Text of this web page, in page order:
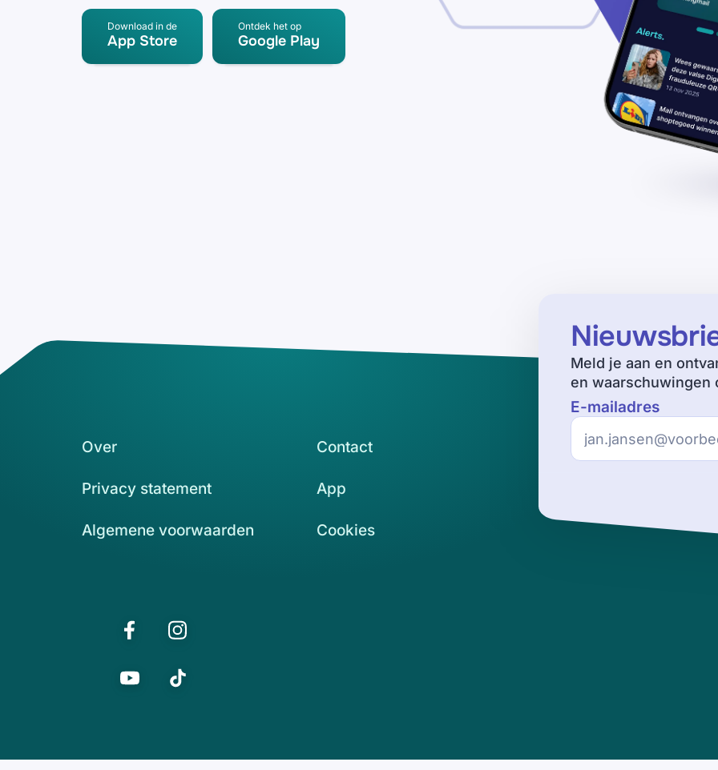
Download in de
App Store
Ontdek het op
Google Play
Meld je aan en
en waarschuwingen
E-mailadres
Over Contact
Privacy statement App
Algemene voorwaarden Cookies